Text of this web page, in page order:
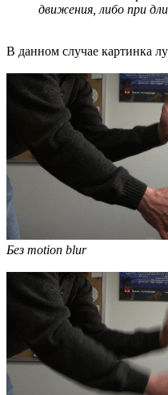
движения, либо при
В данном случае картинка
Без motion blur